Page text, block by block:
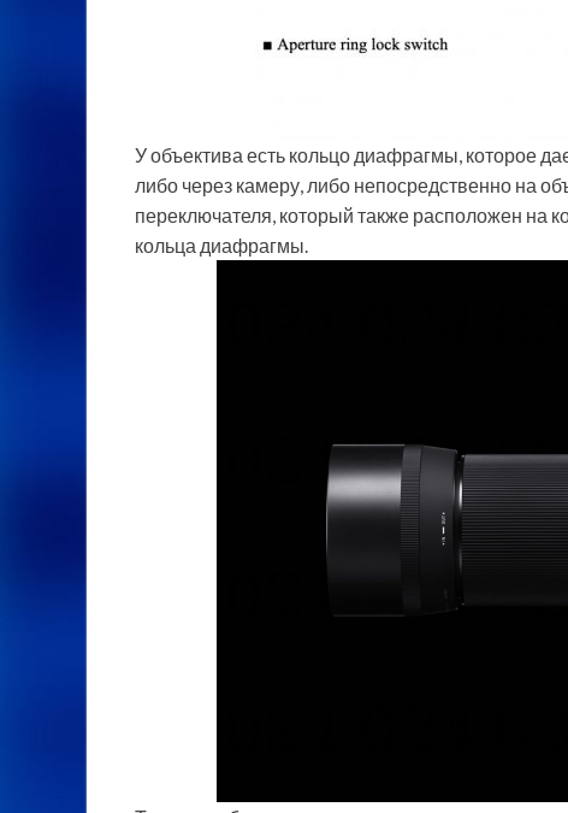
У объектива есть кольцо диафрагмы, которое
либо через камеру, либо непосредственно на
переключателя, который также расположен на
кольца диафрагмы.